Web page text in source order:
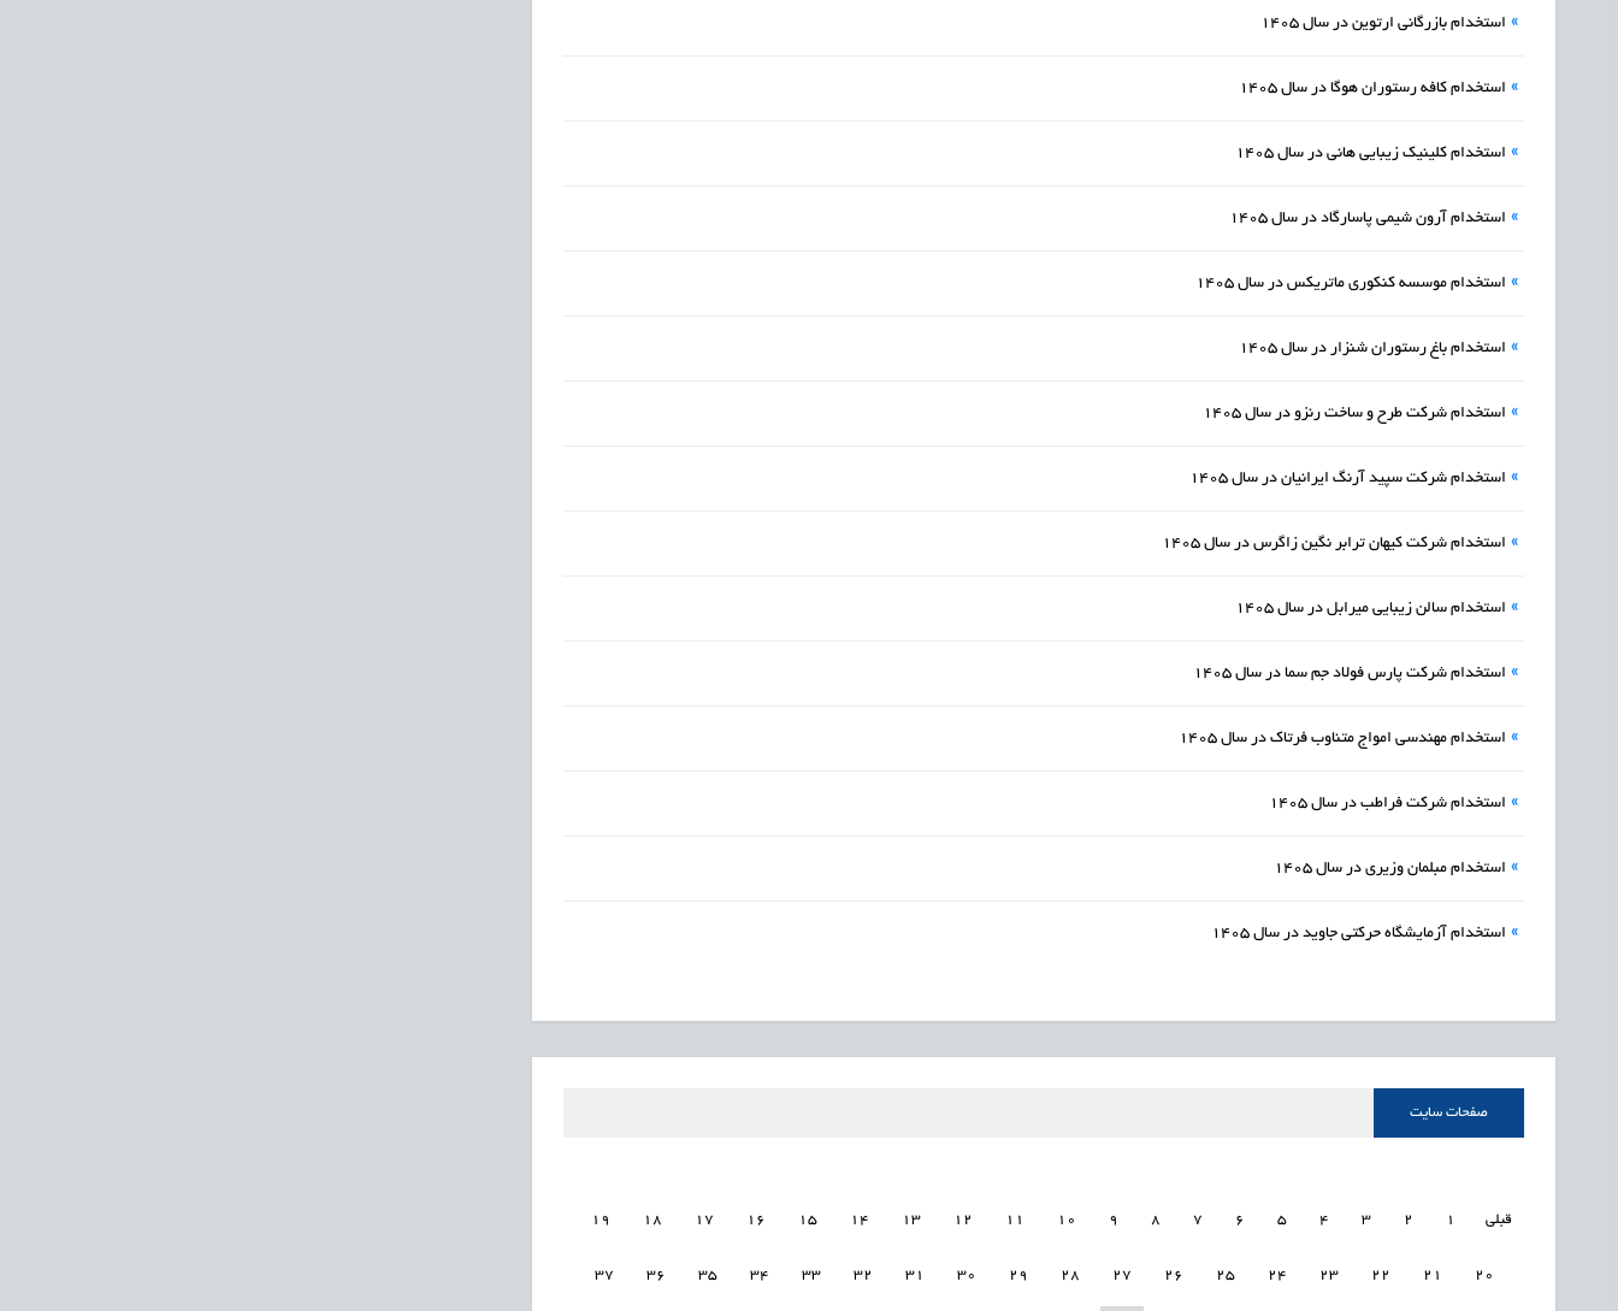
» استخدام بازرگانی ارتوین در سال 1405
» استخدام کافه رستوران هوگا در سال 1405
» استخدام کلینیک زیبایی هانی در سال 1405
» استخدام آرون شیمی پاسارگاد در سال 1405
» استخدام موسسه کنکوری ماتریکس در سال 1405
» استخدام باغ رستوران شنزار در سال 1405
» استخدام شرکت طرح و ساخت رنزو در سال 1405
» استخدام شرکت سپید آرنگ ایرانیان در سال 1405
» استخدام شرکت کیهان ترابر نگین زاگرس در سال 1405
» استخدام سالن زیبایی میرابل در سال 1405
» استخدام شرکت پارس فولاد جم سما در سال 1405
» استخدام مهندسی امواج متناوب فرتاک در سال 1405
» استخدام شرکت فراطب در سال 1405
» استخدام مبلمان وزیری در سال 1405
» استخدام آزمایشگاه حرکتی جاوید در سال 1405
صفحات سایت
قبلی 1
2
3
4
5
6
7
8
9
10
11
12
13
14
15
16
17
18
19
20
21
22
23
24
25
26
27
28
29
30
31
32
33
34
35
36
37